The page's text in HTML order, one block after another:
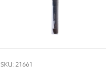
SKU: 21661